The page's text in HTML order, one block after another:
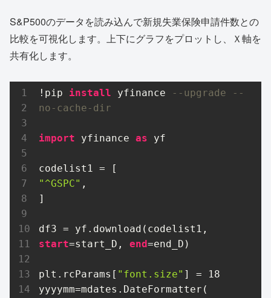
S&P500のデータを読み込んで新規失業保険申請件数との
比較を可視化します。上下にグラフをプロットし、Ｘ軸を
共有化します。
!pip install yfinance
--upgrade --
no-cache-dir
import yfinance as yf
"^GSPC" ,
]
start=start_D, end=end_D)
plt.rcParams[ "font.size" ] =
18
yyyymm=mdates.DateFormatter(